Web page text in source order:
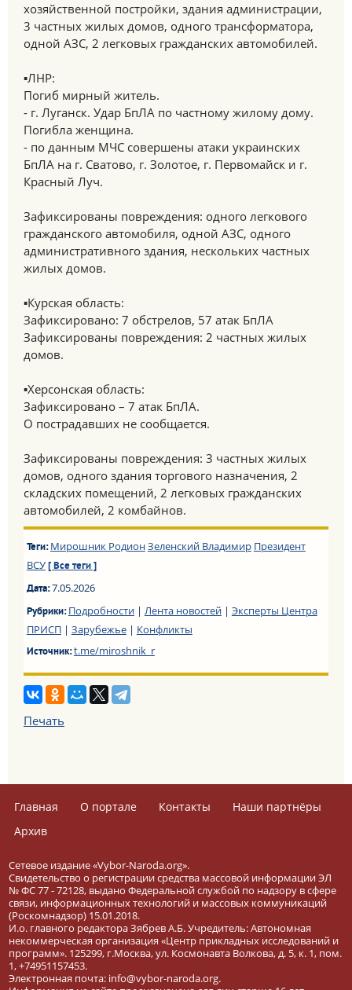
хозяйственной постройки, здания администрации,
3 частных жилых домов, одного трансформатора,
одной АЗС, 2 легковых гражданских автомобилей.
▪️ЛНР:
Погиб мирный житель.
- г. Луганск. Удар БпЛА по частному жилому дому.
Погибла женщина.
- по данным МЧС совершены атаки украинских
БпЛА на г. Сватово, г. Золотое, г. Первомайск и г.
Красный Луч.
Зафиксированы повреждения: одного легкового
гражданского автомобиля, одной АЗС, одного
административного здания, нескольких частных
жилых домов.
▪️Курская область:
Зафиксировано: 7 обстрелов, 57 атак БпЛА
Зафиксированы повреждения: 2 частных жилых
домов.
▪️Херсонская область:
Зафиксировано – 7 атак БпЛА.
О пострадавших не сообщается.
Зафиксированы повреждения: 3 частных жилых
домов, одного здания торгового назначения, 2
складских помещений, 2 легковых гражданских
автомобилей, 2 комбайнов.
Теги: Мирошник РодионЗеленский Владимир Президент
ВСУ [ Все теги ]
Дата:7.05.2026
Рубрики:Подробности| Лента новостей| Эксперты Центра
ПРИСП| Зарубежье| Конфликты
Источник:t.me/miroshnik_r
Печать
Главная О портале Контакты
Наши партнёры
Архив
Сетевое издание «Vybor-Naroda.org».
Свидетельство о регистрации средства массовой информации ЭЛ
№ ФС 77 - 72128, выдано Федеральной службой по надзору в сфере
связи, информационных технологий и массовых коммуникаций
(Роскомнадзор) 15.01.2018.
И.о. главного редактора Зябрев А.Б. Учредитель: Автономная
некоммерческая организация «Центр прикладных исследований и
программ». 125299, г.Москва, ул. Космонавта Волкова, д. 5, к. 1, пом.
1, +74951157453.
Электронная почта: info@vybor-naroda.org.